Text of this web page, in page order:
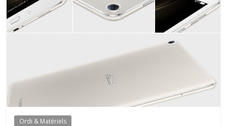
Ordi & Matériels